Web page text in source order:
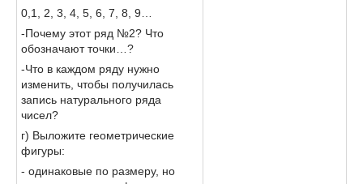
0,1, 2, 3, 4, 5, 6, 7, 8, 9…
-Почему этот ряд №2? Что
обозначают точки…?
-Что в каждом ряду нужно
изменить, чтобы получилась
запись натурального ряда
чисел?
г) Выложите геометрические
фигуры:
- одинаковые по размеру, но